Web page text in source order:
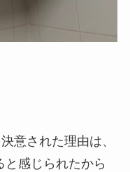
意された理由は、
感じられたから